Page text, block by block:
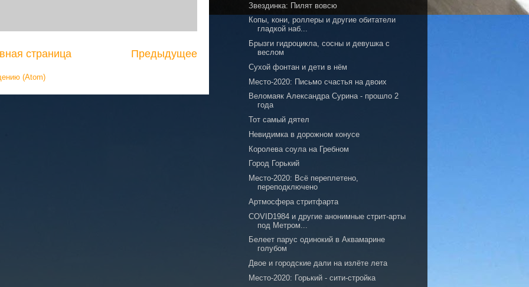
Предыдущее
страница
(Atom)
Звездинка: Пилят вовсю
Копы, кони, роллеры и другие обитатели
гладкой наб...
Брызги гидроцикла, сосны и девушка с
веслом
Сухой фонтан и дети в нём
Место-2020: Письмо счастья на двоих
Веломаяк Александра Сурина - прошло 2
года
Тот самый дятел
Невидимка в дорожном конусе
Королева соула на Гребном
Город Горький
Место-2020: Всё переплетено,
переподключено
Артмосфера стритфарта
COVID1984 и другие анонимные стрит-арты
под Метром...
Белеет парус одинокий в Аквамарине
голубом
Двое и городские дали на излёте лета
Место-2020: Горький - сити-стройка